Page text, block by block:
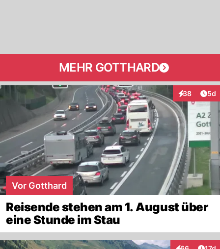
MEHR GOTTHARD
38
Interaktionen
5d
Vor Gotthard
Reisende stehen am 1. August über
eine Stunde im Stau